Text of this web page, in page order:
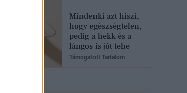
Mindenki azt hiszi,
hogy egészségtelen,
pedig a hekk és a
lángos is jót tehe
Támogatott Tartalom